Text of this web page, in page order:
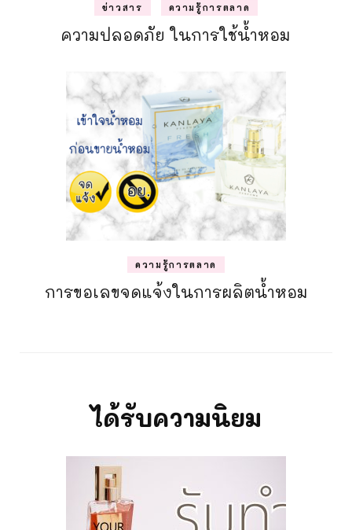
ข่าวสาร ความรู้การตลาด
ความปลอดภัย ในการใช้น้ำหอม
ความรู้การตลาด
การขอเลขจดแจ้งในการผลิตน้ำหอม
ได้รับความนิยม